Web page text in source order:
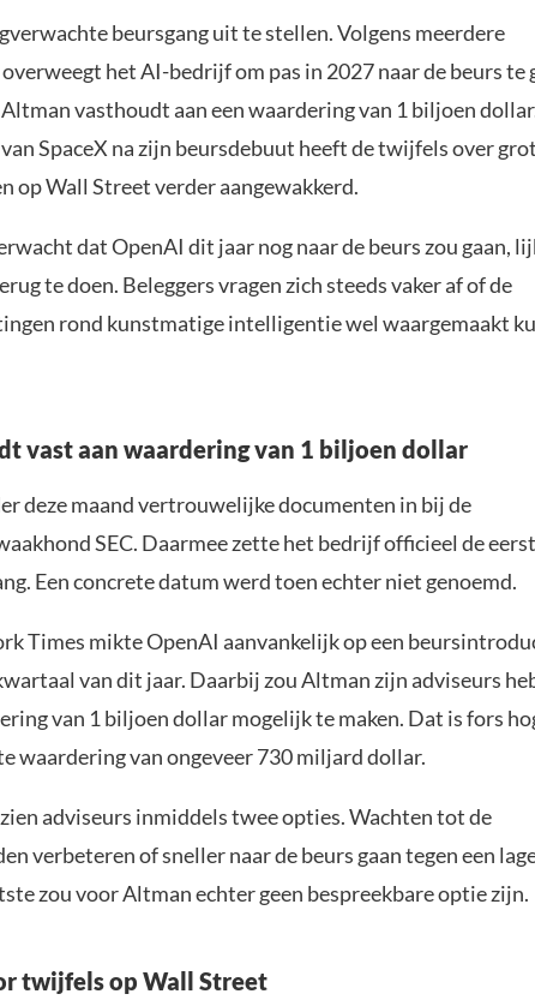
beursgang uit te stellen. Volgens meerdere
het AI-bedrijf om pas in 2027 naar de beurs te
vasthoudt aan een waardering van 1 biljoen
SpaceX na zijn beursdebuut heeft de twijfels over
op Wall Street verder aangewakkerd.
dat OpenAI dit jaar nog naar de beurs zou gaan,
te doen. Beleggers vragen zich steeds vaker af of de
rond kunstmatige intelligentie wel waargemaakt
vast aan waardering van 1 biljoen dollar
deze maand vertrouwelijke documenten in bij de
SEC. Daarmee zette het bedrijf officieel de
Een concrete datum werd toen echter niet genoemd.
Times mikte OpenAI aanvankelijk op een
van dit jaar. Daarbij zou Altman zijn adviseurs
van 1 biljoen dollar mogelijk te maken. Dat is fors
waardering van ongeveer 730 miljard dollar.
adviseurs inmiddels twee opties. Wachten tot de
verbeteren of sneller naar de beurs gaan tegen een
zou voor Altman echter geen bespreekbare optie zijn.
twijfels op Wall Street